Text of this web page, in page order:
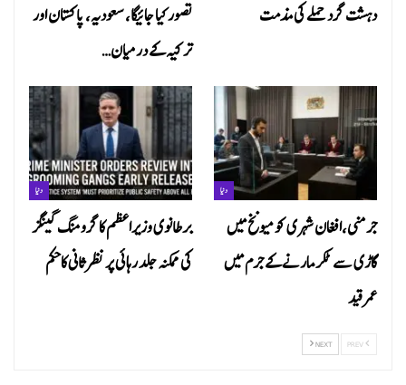
تصور کیا جائیگا، سعودیہ، پاکستان اور
ترکیہ کے درمیان…
دہشت گرد حملے کی مذمت
دنیا
برطانوی وزیراعظم کا گرومنگ گینگز
کی ممکنہ جلد رہائی پر نظرثانی کاحکم
دنیا
جرمنی،افغان شہری کو میونخ میں
گاڑی سے ٹکر مارنے کے جرم میں
عمر قید
NEXT